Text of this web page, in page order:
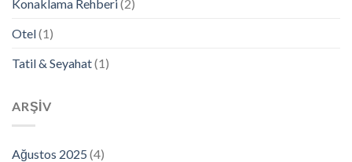
Konaklama Rehberi(2)
Otel(1)
Tatil & Seyahat(1)
ARŞİV
Ağustos 2025 (4)